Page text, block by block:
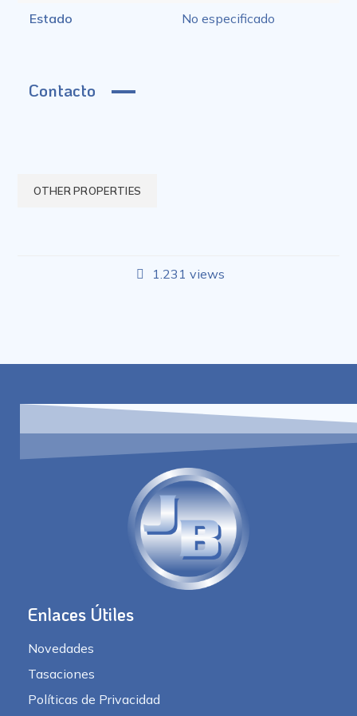
Estado
No especificado
Contacto
OTHER PROPERTIES
1.231 views
Enlaces Útiles
Novedades
Tasaciones
Políticas de Privacidad